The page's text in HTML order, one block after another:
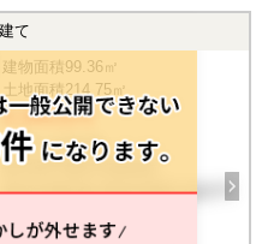
て
建物面積 99.36㎡
土地面積214.75㎡
2,100万円
3LDK / 2012年
栃木県宇都宮市細谷町
東武宇都宮線 東武宇都宮 徒歩74